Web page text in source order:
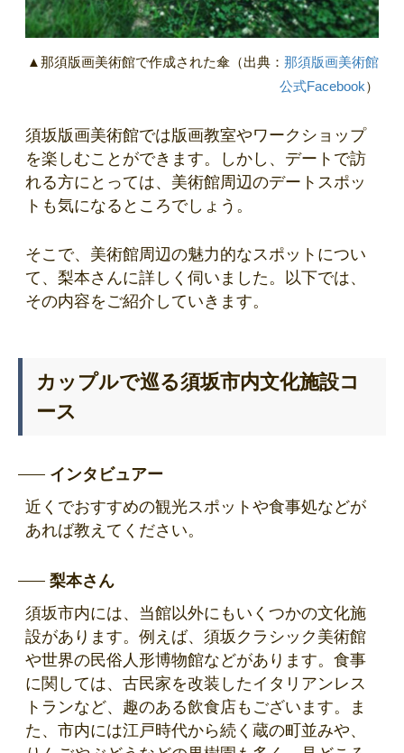
▲那須版画美術館で作成された傘（出典： 那須版画美術館
公式Facebook）
須坂版画美術館では版画教室やワークショップ
を楽しむことができます。しかし、デートで訪
れる方にとっては、美術館周辺のデートスポッ
トも気になるところでしょう。
そこで、美術館周辺の魅力的なスポットについ
て、梨本さんに詳しく伺いました。以下では、
その内容をご紹介していきます。
カップルで巡る須坂市内文化施設コ
ース
インタビュアー
近くでおすすめの観光スポットや食事処などが
あれば教えてください。
梨本さん
須坂市内には、当館以外にもいくつかの文化施
設があります。例えば、須坂クラシック美術館
や世界の民俗人形博物館などがあります。食事
に関しては、古民家を改装したイタリアンレス
トランなど、趣のある飲食店もございます。ま
た、市内には江戸時代から続く蔵の町並みや、